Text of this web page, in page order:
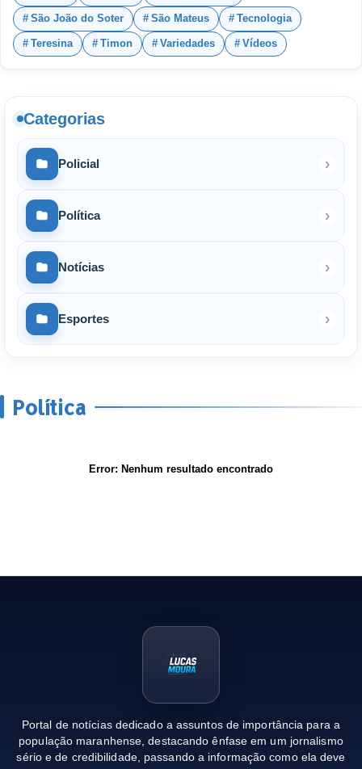
São João do Soter São Mateus Tecnologia
Teresina Timon Variedades Vídeos
Categorias
Policial ›
Política ›
Notícias ›
Esportes ›
Política
Error: Nenhum resultado encontrado
Portal de notícias dedicado a assuntos de importância para a
população maranhense, destacando ênfase em um jornalismo
sério e de credibilidade, passando a informação como ela deve